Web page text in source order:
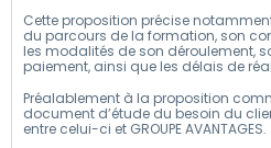
Cette proposition précise
du parcours de la formation, son
les modalités de son déroulement,
paiement, ainsi que les délais de
Préalablement à la proposition
document d’étude du besoin du
entre celui-ci et GROUPE AVANTAGES.